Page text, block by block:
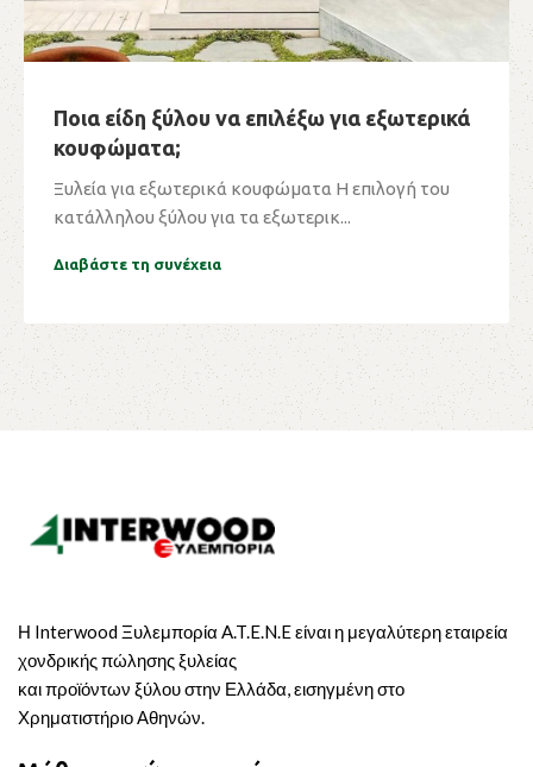
Ποια είδη ξύλου να επιλέξω για εξωτερικά
κουφώματα;
Ξυλεία για εξωτερικά κουφώματα Η επιλογή του
κατάλληλου ξύλου για τα εξωτερικ...
Διαβάστε τη συνέχεια
Η Interwood Ξυλεμπορία A.T.E.N.E είναι η μεγαλύτερη εταιρεία
χονδρικής πώλησης ξυλείας
και προϊόντων ξύλου στην Ελλάδα, εισηγμένη στο
Χρηματιστήριο Αθηνών.